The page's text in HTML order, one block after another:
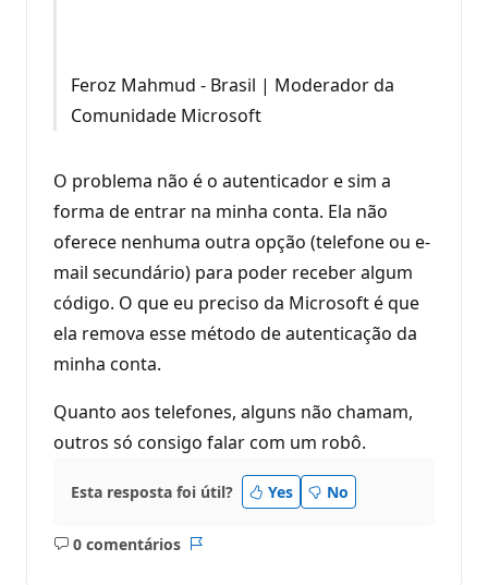
Feroz Mahmud - Brasil | Moderador da
Comunidade Microsoft
O problema não é o autenticador e sim a
forma de entrar na minha conta. Ela não
oferece nenhuma outra opção (telefone ou e-
mail secundário) para poder receber algum
código. O que eu preciso da Microsoft é que
ela remova esse método de autenticação da
minha conta.
Quanto aos telefones, alguns não chamam,
outros só consigo falar com um robô.
Esta resposta foi útil? Yes No
0 comentários
Sem